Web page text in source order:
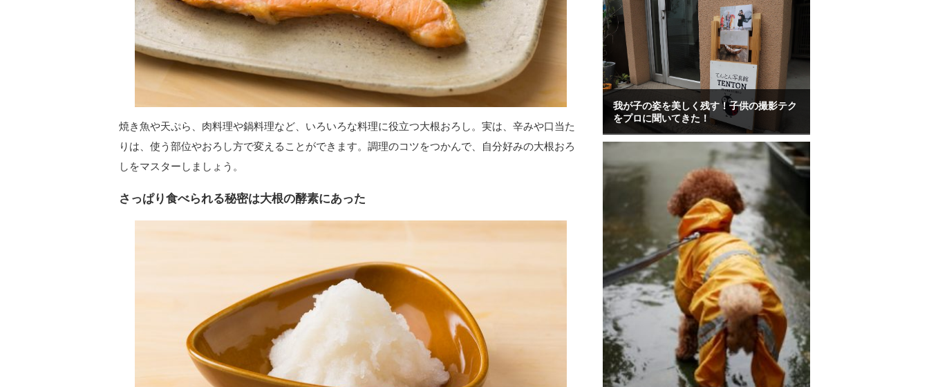
焼き魚や天ぷら、肉料理や鍋料理など、いろいろな料理に役立つ大根おろし。実は、辛みや口当た
りは、使う部位やおろし方で変えることができます。調理のコツをつかんで、自分好みの大根おろ
しをマスターしましょう。
さっぱり食べられる秘密は大根の酵素にあった
我が子の姿を美しく残す！子供の撮影テク
をプロに聞いてきた！